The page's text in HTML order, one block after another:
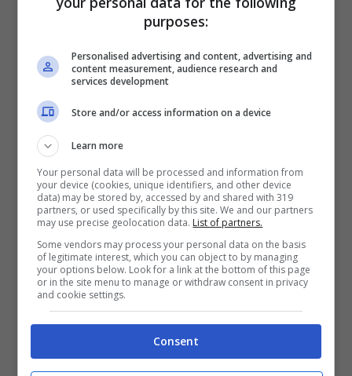
Il campione italianoAlberto Bettiol
nella gara in linea.Daniele Bennati: “Alberto
avevo chiesto e sono sicuro che saprà
tenere fede alle aspettative. Luca quest’anno
ha avuto una importante crescita e adesso
sta lavorando bene proprio in previsione
dell’Olimpiade. La scelta di Elia Viviani è stata
collegiale e funzionale alle necessità della
pista. Comunque la sua esperienza ci
permetterà di controllare la prova
purposes:
Personalised advertising and content, advertising and
content measurement, audience research and
services development
Store and/or access information on a device
Learn more
Your personal data will be processed and information from
your device (cookies, unique identifiers, and other device
data) may be stored by, accessed by and shared with 319
partners, or used specifically by this site. We and our partners
may use precise geolocation data. List of partners.
Some vendors may process your personal data on the basis
of legitimate interest, which you can object to by managing
your options below. Look for a link at the bottom of this page
or in the site menu to manage or withdraw consent in privacy
and cookie settings.
Consent